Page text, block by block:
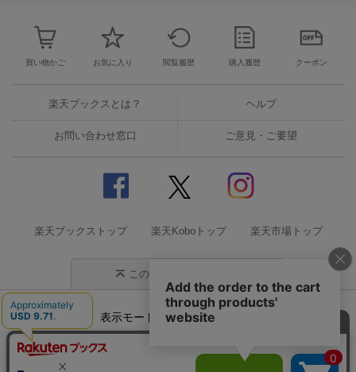
買い物かご お気に入り 閲覧履歴 購入履歴 クーポン
楽天ブックスとは？ ヘルプ
お問い合わせ窓口 ご意見・ご要望
楽天ブックストップ 楽天Koboトップ 楽天市場トップ
このページの先頭に戻る
表示モード モバイル
企業情報 個人情報保護方針